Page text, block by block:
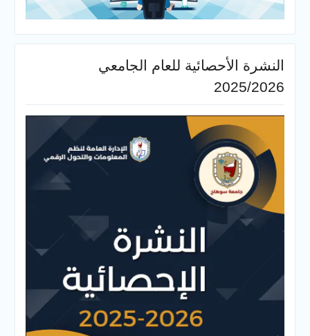
النشرة الأحصائية للعام الجامعي
2025/2026